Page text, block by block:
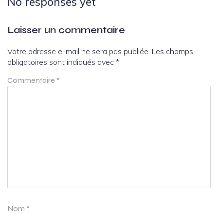
Laisser un commentaire
Votre adresse e-mail ne sera pas publiée. Les champs
obligatoires sont indiqués avec *
Commentaire *
Nom *